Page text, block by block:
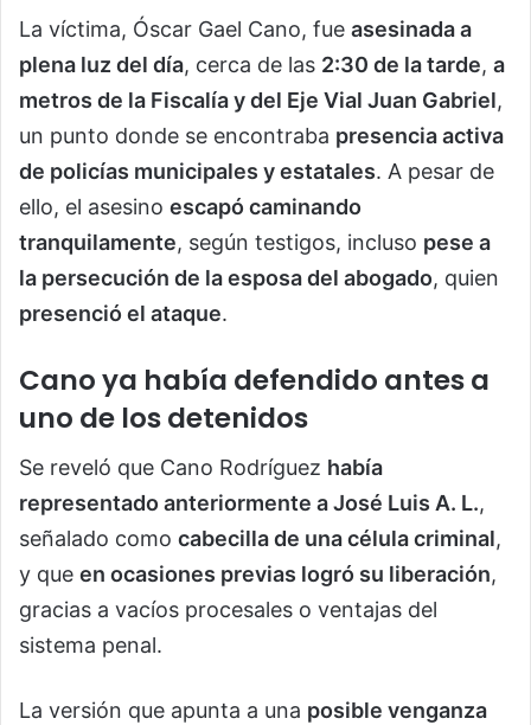
La víctima, Óscar Gael Cano, fue asesinada a
plena luz del día, cerca de las 2:30 de la tarde, a
metros de la Fiscalía y del Eje Vial Juan Gabriel,
un punto donde se encontraba presencia activa
de policías municipales y estatales. A pesar de
ello, el asesino escapó caminando
tranquilamente, según testigos, incluso pese a
la persecución de la esposa del abogado, quien
presenció el ataque.
Cano ya había defendido antes a
uno de los detenidos
Se reveló que Cano Rodríguez había
representado anteriormente a José Luis A. L.,
señalado como cabecilla de una célula criminal,
y que en ocasiones previas logró su liberación,
gracias a vacíos procesales o ventajas del
sistema penal.
La versión que apunta a una posible venganza